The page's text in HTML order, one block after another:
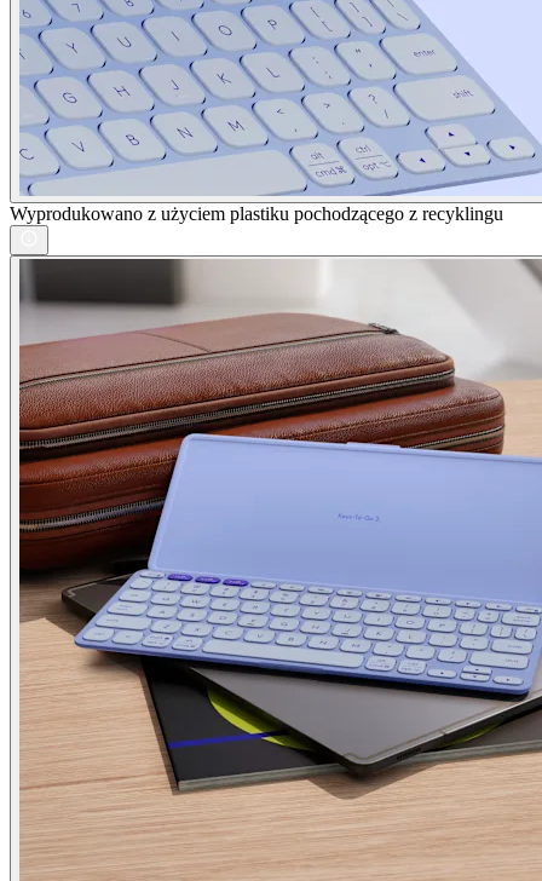
Wyprodukowano z użyciem plastiku pochodzącego z recyklingu